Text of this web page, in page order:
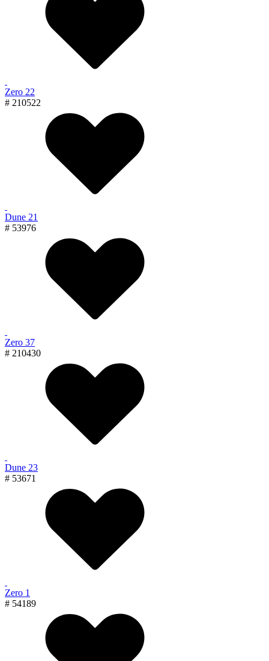
Zero 22
# 210522
Dune 21
# 53976
Zero 37
# 210430
Dune 23
# 53671
Zero 1
# 54189